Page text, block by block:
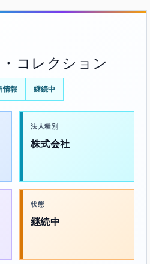
コレクション
情報 継続中
法人種別
株式会社
状態
継続中